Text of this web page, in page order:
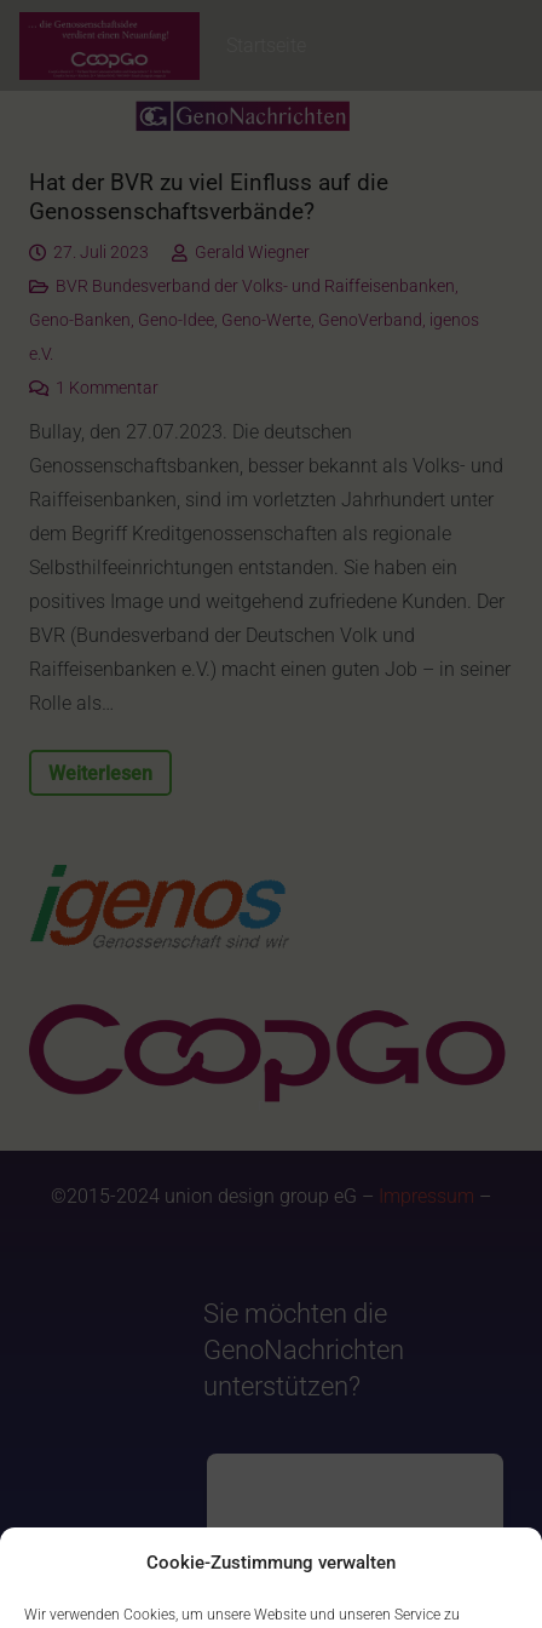
Cookie-Zustimmung verwalten
Wir verwenden Cookies, um unsere Website und unseren Service zu
Hat der BVR zu viel Einfluss auf die
Genossenschaftsverbände?
27. Juli 2023
Gerald Wiegner
BVR Bundesverband der Volks- und Raiffeisenbanken,
Geno-Banken, Geno-Idee, Geno-Werte, GenoVerband, igenos
e.V.
1 Kommentar
Bullay, den 27.07.2023. Die deutschen
Genossenschaftsbanken, besser bekannt als Volks- und
Raiffeisenbanken, sind im vorletzten Jahrhundert unter
dem Begriff Kreditgenossenschaften als regionale
Selbsthilfeeinrichtungen entstanden. Sie haben ein
positives Image und weitgehend zufriedene Kunden. Der
BVR (Bundesverband der Deutschen Volk und
Raiffeisenbanken e.V.) macht einen guten Job – in seiner
Rolle als…
Weiterlesen
©2015-2024 union design group eG – Impressum –
Sie möchten die
GenoNachrichten
unterstützen?